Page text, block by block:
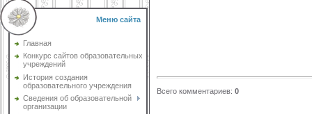
Меню сайта
Главная
Конкурс сайтов образовательных
учреждений
История создания
образовательного учреждения
Сведения об образовательной
организации
Всего комментариев: 0